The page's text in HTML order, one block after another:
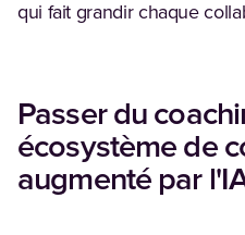
qui fait grandir chaque
Passer du
écosystème de
augmenté par